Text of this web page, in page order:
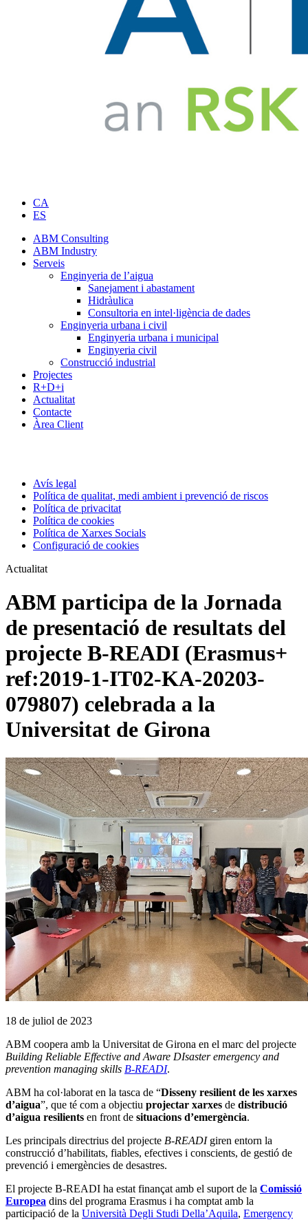
CA
ES
ABM Consulting
ABM Industry
Serveis
Enginyeria de l’aigua
Sanejament i abastament
Hidràulica
Consultoria en intel·ligència de dades
Enginyeria urbana i civil
Enginyeria urbana i municipal
Enginyeria civil
Construcció industrial
Projectes
R+D+i
Actualitat
Contacte
Àrea Client
Avís legal
Política de qualitat, medi ambient i prevenció de riscos
Política de privacitat
Política de cookies
Política de Xarxes Socials
Configuració de cookies
Actualitat
ABM participa de la Jornada
de presentació de resultats del
projecte B-READI (Erasmus+
ref:2019-1-IT02-KA-20203-
079807) celebrada a la
Universitat de Girona
18 de juliol de 2023
ABM coopera amb la Universitat de Girona en el marc del projecte
Building Reliable Effective and Aware DIsaster emergency and
prevention managing skills B-READI.
ABM ha col·laborat en la tasca de “Disseny resilient de les xarxes
d’aigua”, que té com a objectiu projectar xarxes de distribució
d’aigua resilients en front de situacions d’emergència.
Les principals directrius del projecte B-READI giren entorn la
construcció d’habilitats, fiables, efectives i conscients, de gestió de
prevenció i emergències de desastres.
El projecte B-READI ha estat finançat amb el suport de la Comissió
Europea dins del programa Erasmus i ha comptat amb la
participació de la Università Degli Studi Della’Aquila, Emergency